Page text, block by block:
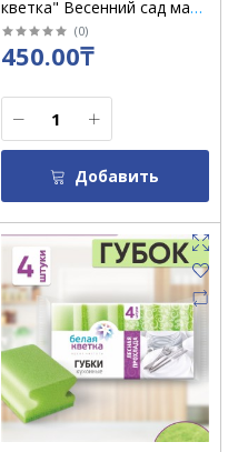
кветка" Весенний сад мал /
уп 7 шт
(0)
450.00₸
Добавить